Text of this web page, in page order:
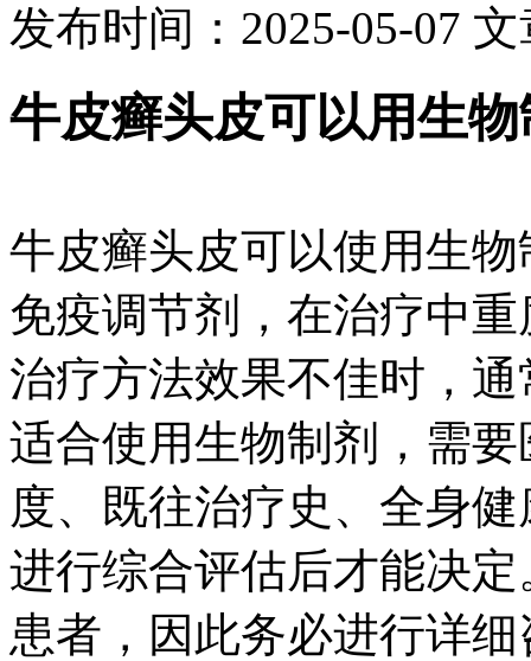
发布时间：2025-05-07 文
牛皮癣头皮可以用生
牛皮癣头皮可以使用生
免疫调节剂，在治疗中
治疗方法效果不佳时，
适合使用生物制剂，需
度、既往治疗史、全身
进行综合评估后才能决
患者，因此务必进行详